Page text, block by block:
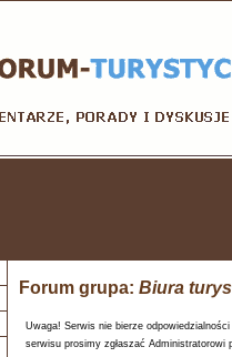
Forum grupa: Biura
Uwaga! Serwis nie bierze
serwisu prosimy zgłaszać Administratorowi